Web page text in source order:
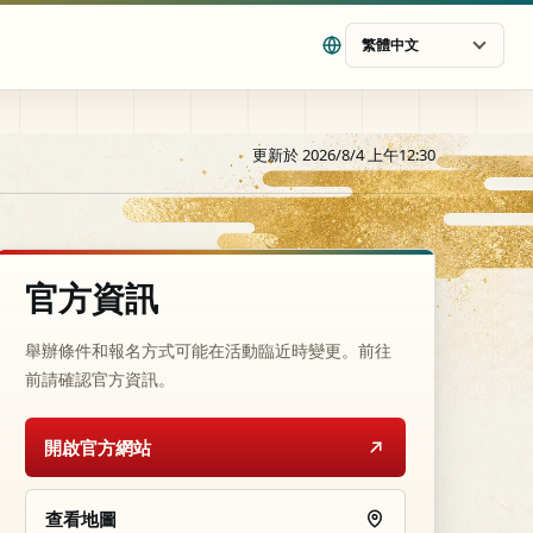
繁體中文
更新於 2026/8/4 上午12:30
官方資訊
舉辦條件和報名方式可能在活動臨近時變更。前往
前請確認官方資訊。
開啟官方網站
查看地圖